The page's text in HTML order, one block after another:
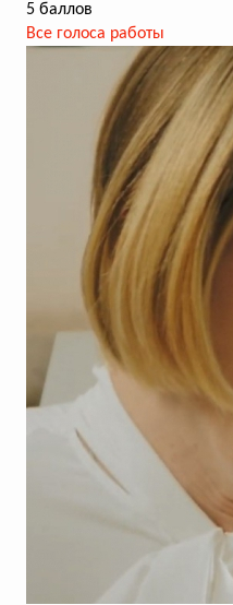
5 баллов
Все голоса работы